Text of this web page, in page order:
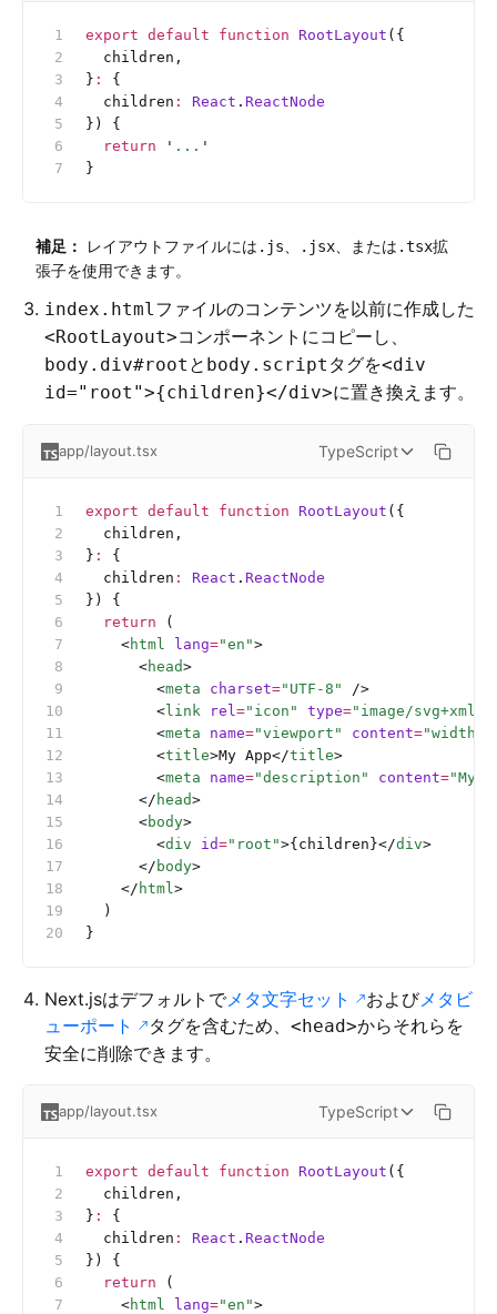
export default function RootLayout ({
  children,
} :
{
  children
: React . ReactNode
}) {
  return
' ... '
}
補足： レイアウトファイルには .js .jsx 、または .tsx拡
張子を使用できます。
index.htmlファイルのコンテンツを以前に作成した
<RootLayout>コンポーネントにコピーし、
body.div#root と body.script タグを<div
id="root">{children}</div>に置き換えます。
app/layout.tsx TypeScript
export default function RootLayout ({
  children,
} :
{
  children
: React . ReactNode
}) {
  return
(
    <
html lang="en">
      <
head>
        <
meta charset="UTF-8"
/>
        <
link rel="icon" type="image/svg+xml"
        <
meta name="viewport" content=
        <
title>My App</title>
        <
meta name="description" content="My
      </
head>
      <
body>
        <
div id="root">{children}</div>
      </
body>
    </
html>
  )
}
Next.jsはデフォルトでメタ文字セット およびメタビ
ューポート
タグを含むため、 <head>からそれらを
安全に削除できます。
app/layout.tsx TypeScript
export default function RootLayout ({
  children,
} :
{
  children
: React . ReactNode
}) {
  return
(
    <
html lang="en">